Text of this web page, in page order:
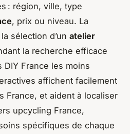
: région, ville, type
, prix ou niveau. La
sélection d’un atelier
la recherche efficace
DIY France les moins
affichent facilement
France, et aident à localiser
upcycling France,
spécifiques de chaque